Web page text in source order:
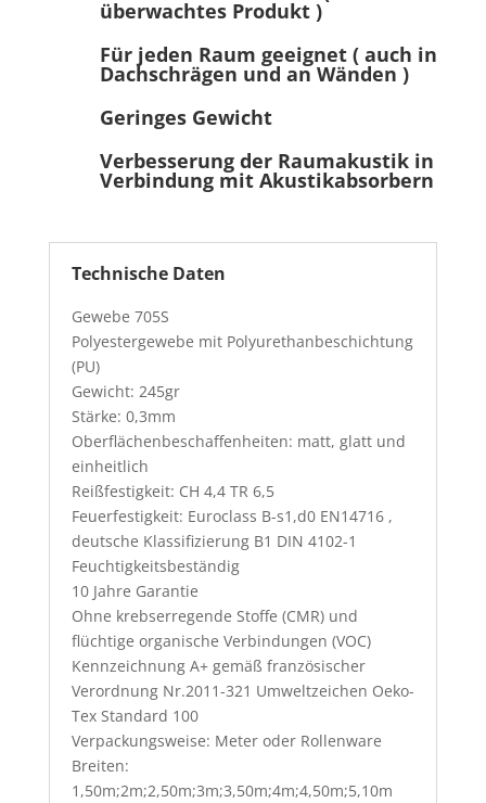
überwachtes Produkt )
Für jeden Raum geeignet ( auch in
Dachschrägen und an Wänden )
Geringes Gewicht
Verbesserung der Raumakustik in
Verbindung mit Akustikabsorbern
Technische Daten
Gewebe 705S
Polyestergewebe mit Polyurethanbeschichtung
(PU)
Gewicht: 245gr
Stärke: 0,3mm
Oberflächenbeschaffenheiten: matt, glatt und
einheitlich
Reißfestigkeit: CH 4,4 TR 6,5
Feuerfestigkeit: Euroclass B-s1,d0 EN14716 ,
deutsche Klassifizierung B1 DIN 4102-1
Feuchtigkeitsbeständig
10 Jahre Garantie
Ohne krebserregende Stoffe (CMR) und
flüchtige organische Verbindungen (VOC)
Kennzeichnung A+ gemäß französischer
Verordnung Nr.2011-321 Umweltzeichen Oeko-
Tex Standard 100
Verpackungsweise: Meter oder Rollenware
Breiten:
1,50m;2m;2,50m;3m;3,50m;4m;4,50m;5,10m